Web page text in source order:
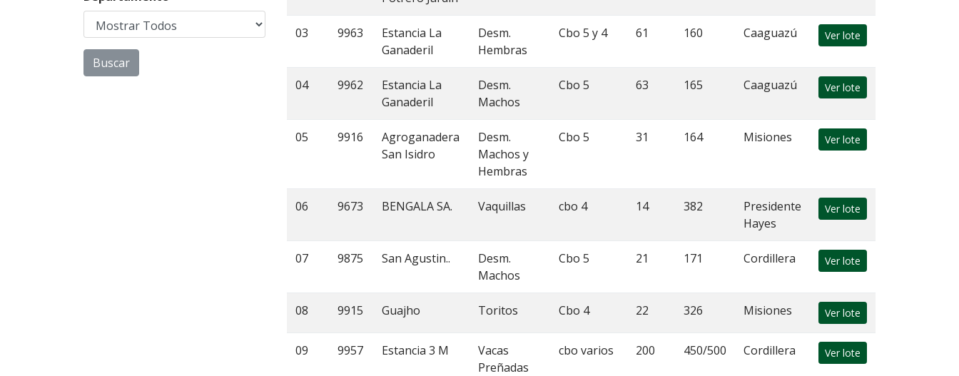
03 9963
Estancia La
Ganaderil
Desm.
Hembras
Cbo 5 y 4 61 160 Caaguazú Ver lote
04 9962
Estancia La
Ganaderil
Desm.
Machos
Cbo 5 63 165 Caaguazú Ver lote
05 9916
Agroganadera
San Isidro
Desm.
Machos y
Hembras
Cbo 5 31 164 Misiones Ver lote
06 9673 BENGALA SA. Vaquillas cbo 4 14 382
Presidente
Hayes
Ver lote
07 9875 San Agustin..
Desm.
Machos
Cbo 5 21 171 Cordillera Ver lote
08 9915 Guajho Toritos Cbo 4 22 326 Misiones Ver lote
09 9957 Estancia 3 M
Vacas
Preñadas
cbo varios 200 450/500 Cordillera Ver lote